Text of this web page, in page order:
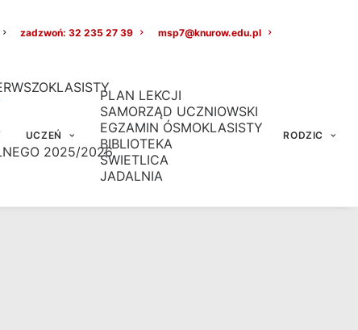
zadzwoń: 32 235 27 39 msp7@knurow.edu.pl
2025/2026
UCZEŃ
PLAN LEKCJI
SAMORZĄD UCZNIOWSKI
EGZAMIN ÓSMOKLASISTY
BIBLIOTEKA
ŚWIETLICA
JADALNIA
RODZIC